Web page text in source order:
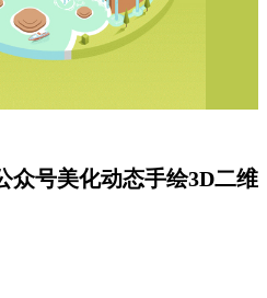
众号美化动态手绘3D二维